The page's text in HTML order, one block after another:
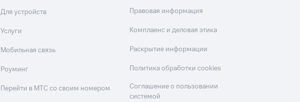
Для устройств
Услуги
Мобильная связь
Роуминг
Перейти в МТС со своим номером
Правовая информация
Комплаенс и деловая этика
Раскрытие информации
Политика обработки cookies
Соглашение о пользовании
системой